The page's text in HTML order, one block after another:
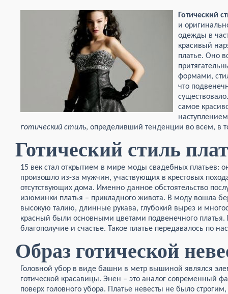
Готический
и
одежды в
красивый
платье. Оно
формами,
что
самое
готический стиль, определивший тенденции во всем, в
Готический стиль
15 век стал открытием в мире моды свадебных платьев:
произошло из-за мужчин, участвующих в крестовых
отсутствующих дома. Именно данное обстоятельство
изюминки платья – прикладного живота. В моду вошла
высокую талию, длинные рукава, глубокий вырез и
красный были основными цветами подвенечного платья.
благополучие и счастье. Такое платье передавалось по
Образ готической
Головной убор в виде башни в метр вышиной являлся
готической красавицы. Энен – это аналог современный
поверх головного убора. Платье невесты не было